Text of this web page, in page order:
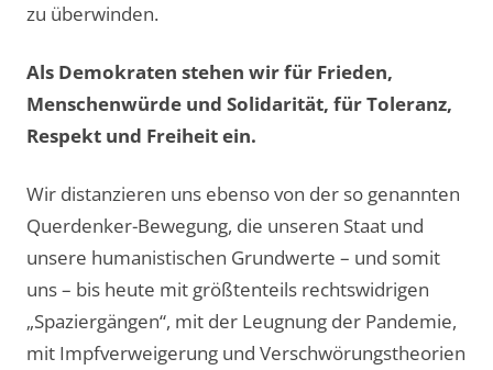
zu überwinden.
Als Demokraten stehen wir für Frieden,
Menschenwürde und Solidarität, für Toleranz,
Respekt und Freiheit ein.
Wir distanzieren uns ebenso von der so genannten
Querdenker-Bewegung, die unseren Staat und
unsere humanistischen Grundwerte – und somit
uns – bis heute mit größtenteils rechtswidrigen
„Spaziergängen“, mit der Leugnung der Pandemie,
mit Impfverweigerung und Verschwörungstheorien